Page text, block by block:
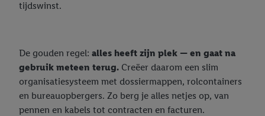
tijdswinst.
De gouden regel: alles heeft zijn plek — en gaat na
gebruik meteen terug. Creëer daarom een slim
organisatiesysteem met dossiermappen, rolcontainers
en bureauopbergers. Zo berg je alles netjes op, van
pennen en kabels tot contracten en facturen.
worden met andere identificatiegegevens of
Als u hiermee akkoord gaat, kunnen advertenties in het kader
van retargeting, d.w.z. advertenties voor producten waarin u
interesse hebt getoond (bijvoorbeeld door het product in de
webshop aan uw winkelmandje toe te voegen, maar het niet te
kopen), ook op verschillende apparaten en verschillende Lidl-